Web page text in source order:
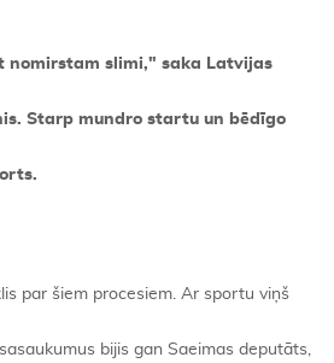
nomirstam slimi," saka Latvijas
Starp mundro startu un bēdīgo
par šiem procesiem. Ar sportu viņš
bijis gan Saeimas deputāts,